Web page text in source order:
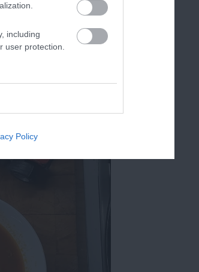
including
user protection.
Policy